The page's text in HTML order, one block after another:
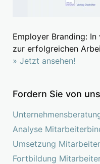
Employer Branding:
zur erfolgreichen
» Jetzt ansehen!
Fordern Sie von uns
Analyse
Umsetzung
Fortbildung